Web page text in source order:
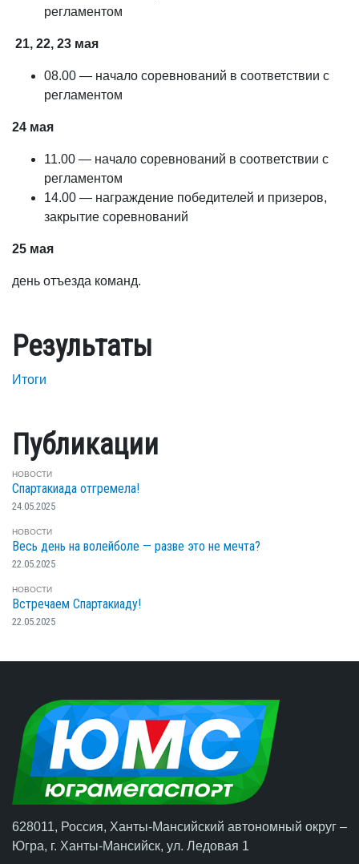
регламентом
21, 22, 23 мая
08.00 — начало соревнований в соответствии с
регламентом
24 мая
11.00 — начало соревнований в соответствии с
регламентом
14.00 — награждение победителей и призеров,
закрытие соревнований
25 мая
день отъезда команд.
Результаты
Итоги
Публикации
НОВОСТИ
Спартакиада отгремела!
24.05.2025
НОВОСТИ
Весь день на волейболе — разве это не мечта?
22.05.2025
НОВОСТИ
Встречаем Спартакиаду!
22.05.2025
628011, Россия, Ханты-Мансийский автономный округ –
Югра, г. Ханты-Мансийск, ул. Ледовая 1